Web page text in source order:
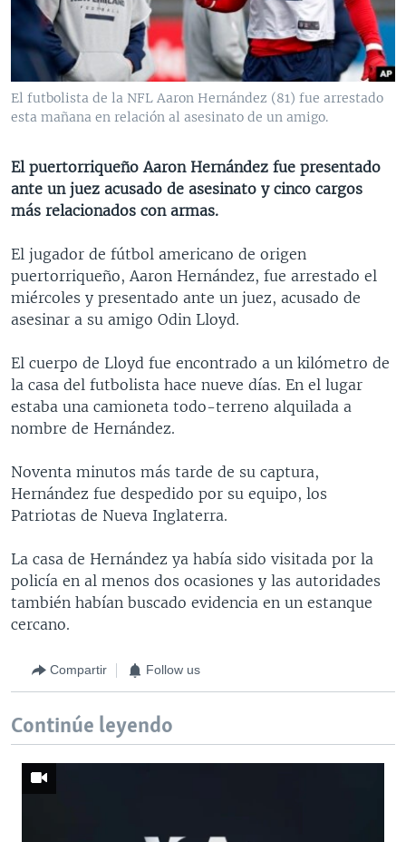
VENEZUELA
BRASIL
NICARAGUA
ECONOMÍA
ENTRETENIMIENTO Y CULTURA
TECNOLOGÍA
DEPORTES
MULTIMEDIA
VIDEOS
FOTOGRAFÍA
AUDIOS
PROGRAMAS TV
EL MUNDO AL DÍA
FORO INTERAMERICANO
LAS CLAVES
PANORAMA
RADIO
AVANCE INFORMATIVO
BUENOS DÍAS AMÉRICA
ESTADOS UNIDOS AL DÍA
EL MUNDO AL DÍA [RADIO]
FORO [RADIO]
DEPORTIVO INTERNACIONAL
ENTRETENIMIENTO
DIRECT
Learning English
Idiomas
El futbolista de la NFL Aaron Hernández (81) fue arrestado
esta mañana en relación al asesinato de un amigo.
El puertorriqueño Aaron Hernández fue presentado
ante un juez acusado de asesinato y cinco cargos
más relacionados con armas.
El jugador de fútbol americano de origen
puertorriqueño, Aaron Hernández, fue arrestado el
miércoles y presentado ante un juez, acusado de
asesinar a su amigo Odin Lloyd.
El cuerpo de Lloyd fue encontrado a un kilómetro de
la casa del futbolista hace nueve días. En el lugar
estaba una camioneta todo-terreno alquilada a
nombre de Hernández.
Noventa minutos más tarde de su captura,
Hernández fue despedido por su equipo, los
Patriotas de Nueva Inglaterra.
La casa de Hernández ya había sido visitada por la
policía en al menos dos ocasiones y las autoridades
también habían buscado evidencia en un estanque
cercano.
Compartir Follow us
Continúe leyendo